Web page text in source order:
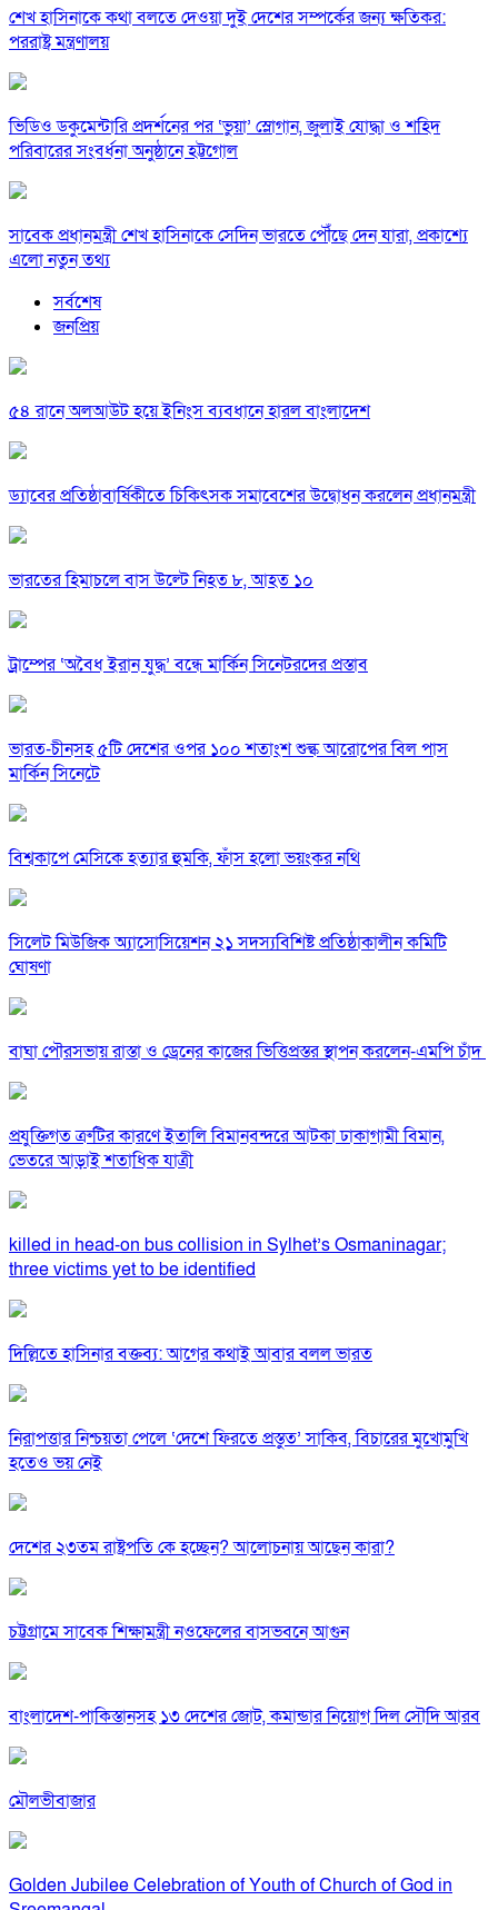
শেখ হাসিনাকে কথা বলতে দেওয়া দুই দেশের সম্পর্কের জন্য ক্ষতিকর:
পররাষ্ট্র মন্ত্রণালয়
ভিডিও ডকুমেন্টারি প্রদর্শনের পর ‘ভুয়া’ স্লোগান, জুলাই যোদ্ধা ও শহিদ
পরিবারের সংবর্ধনা অনুষ্ঠানে হট্টগোল
সাবেক প্রধানমন্ত্রী শেখ হাসিনাকে সেদিন ভারতে পৌঁছে দেন যারা, প্রকাশ্যে
এলো নতুন তথ্য
সর্বশেষ
জনপ্রিয়
৫৪ রানে অলআউট হয়ে ইনিংস ব্যবধানে হারল বাংলাদেশ
ড্যাবের প্রতিষ্ঠাবার্ষিকীতে চিকিৎসক সমাবেশের উদ্বোধন করলেন প্রধানমন্ত্রী
ভারতের হিমাচলে বাস উল্টে নিহত ৮, আহত ১০
ট্রাম্পের ‘অবৈধ ইরান যুদ্ধ’ বন্ধে মার্কিন সিনেটরদের প্রস্তাব
ভারত-চীনসহ ৫টি দেশের ওপর ১০০ শতাংশ শুল্ক আরোপের বিল পাস
মার্কিন সিনেটে
বিশ্বকাপে মেসিকে হত্যার হুমকি, ফাঁস হলো ভয়ংকর নথি
সিলেট মিউজিক অ্যাসোসিয়েশন ২১ সদস্যবিশিষ্ট প্রতিষ্ঠাকালীন কমিটি
ঘোষণা
বাঘা পৌরসভায় রাস্তা ও ড্রেনের কাজের ভিত্তিপ্রস্তর স্থাপন করলেন-এমপি চাঁদ
প্রযুক্তিগত ত্রুটির কারণে ইতালি বিমানবন্দরে আটকা ঢাকাগামী বিমান,
ভেতরে আড়াই শতাধিক যাত্রী
killed in head-on bus collision in Sylhet’s Osmaninagar;
three victims yet to be identified
দিল্লিতে হাসিনার বক্তব্য: আগের কথাই আবার বলল ভারত
নিরাপত্তার নিশ্চয়তা পেলে ‘দেশে ফিরতে প্রস্তুত’ সাকিব, বিচারের মুখোমুখি
হতেও ভয় নেই
দেশের ২৩তম রাষ্ট্রপতি কে হচ্ছেন? আলোচনায় আছেন কারা?
চট্টগ্রামে সাবেক শিক্ষামন্ত্রী নওফেলের বাসভবনে আগুন
বাংলাদেশ-পাকিস্তানসহ ১৩ দেশের জোট, কমান্ডার নিয়োগ দিল সৌদি আরব
মৌলভীবাজার
Golden Jubilee Celebration of Youth of Church of God in